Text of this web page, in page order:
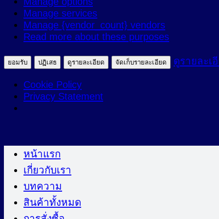
ตลาด
Manage services
Manage {vendor_count} vendors
Read more about these purposes
ยอมรับ ปฏิเสธ ดูรายละเอียด จัดเก็บรายละเอียด ดูรายละเ
Cookie Policy
Privacy Statement
ไป
หน้าแรก
เกี่ยวกับเรา
บทความ
สินค้าทั้งหมด